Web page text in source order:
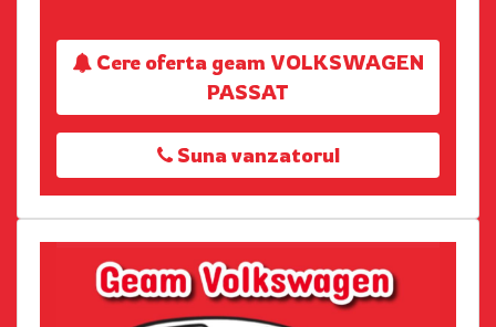
Cere oferta geam VOLKSWAGEN
PASSAT
Suna vanzatorul